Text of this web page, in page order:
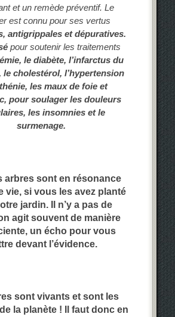
et un remède préventif. Le
est connu pour ses vertus
antigrippales et dépuratives.
pour soutenir les traitements
le diabète, l’infarctus du
le cholestérol, l’hypertension
les maux de foie et
pour soulager les douleurs
les insomnies et le
surmenage.
arbres sont en résonance
vie, si vous les avez planté
jardin. Il n’y a pas de
agit souvent de manière
un écho pour vous
devant l’évidence.
sont vivants et sont les
la planète ! Il faut donc en